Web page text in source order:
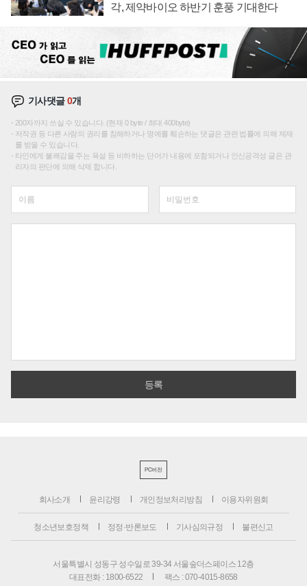
각, 제약바이오 하반기 훈풍 기대한다
기사댓글0개
200자까지 쓰실 수 있습니다. (현재 0 byte / 최대 400byte)
저작권 등 다른 사람의 권리를 침해하거나 명예를 훼손하는 댓글은 관련 법률에 의해 제재
를 받을 수 있습니다.
타인에게 불쾌감을 주는 욕설 등 비하하는 단어가 내용에 포함되거나 인신공격성 글은 관
리자의 판단에 의해 삭제 합니다.
PC버전
회사소개 윤리강령 개인정보처리방침 이용자위원회
청소년보호정책 정정·반론보도 기사심의규정 불편신고
서울특별시 성동구 성수일로 39-34 서울숲더스페이스 12층
대표전화 : 1800-6522
팩스 : 070-4015-8658